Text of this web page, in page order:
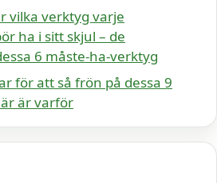
vilka verktyg varje
ha i sitt skjul – de
6 måste-ha-verktyg
för att så frön på dessa 9
är varför